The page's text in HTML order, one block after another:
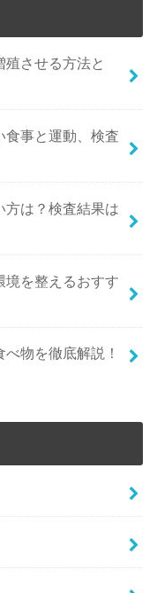
殖させる方法と
食事と運動、検査
方は？検査結果は
境を整えるおすす
物を徹底解説！